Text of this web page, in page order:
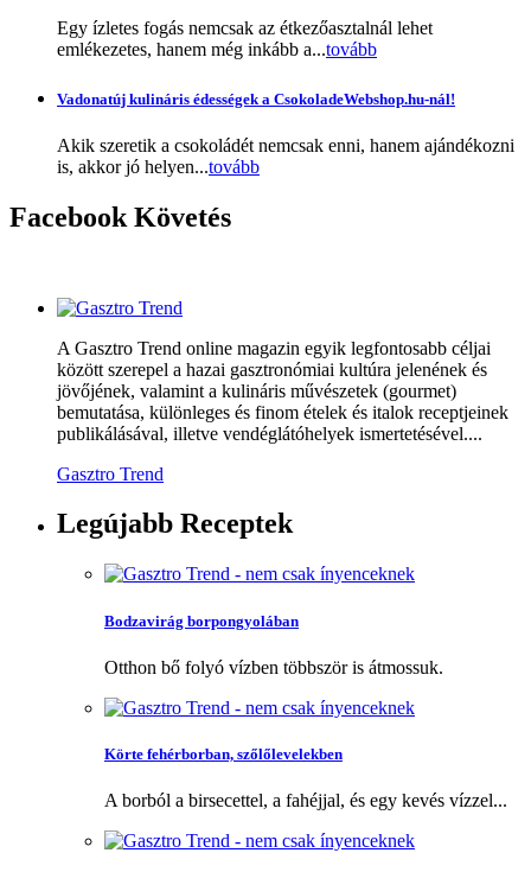
Egy ízletes fogás nemcsak az étkezőasztalnál lehet
emlékezetes, hanem még inkább a...tovább
Vadonatúj kulináris édességek a CsokoladeWebshop.hu-nál!
Akik szeretik a csokoládét nemcsak enni, hanem ajándékozni
is, akkor jó helyen...tovább
Facebook Követés
A Gasztro Trend online magazin egyik legfontosabb céljai
között szerepel a hazai gasztronómiai kultúra jelenének és
jövőjének, valamint a kulináris művészetek (gourmet)
bemutatása, különleges és finom ételek és italok receptjeinek
publikálásával, illetve vendéglátóhelyek ismertetésével....
Gasztro Trend
Legújabb Receptek
Bodzavirág borpongyolában
Otthon bő folyó vízben többször is átmossuk.
Körte fehérborban, szőlőlevelekben
A borból a birsecettel, a fahéjjal, és egy kevés vízzel...